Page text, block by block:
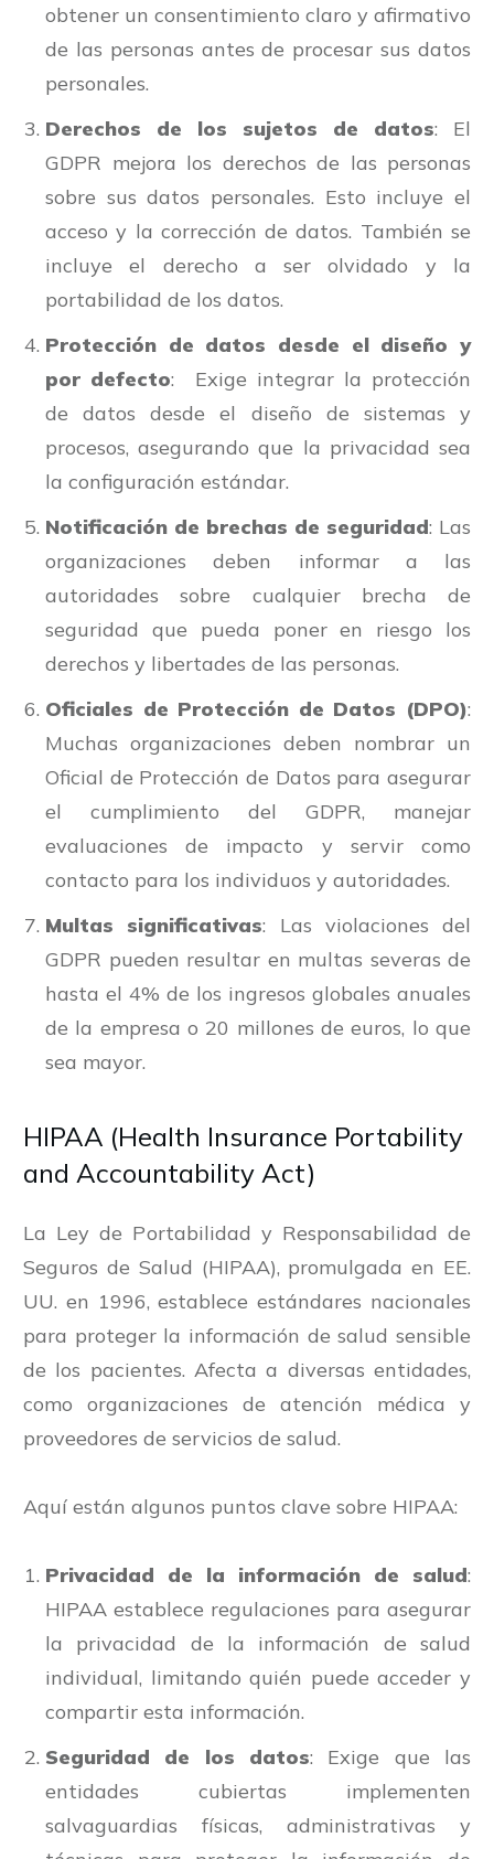
obtener un consentimiento claro y afirmativo
de las personas antes de procesar sus datos
personales.
Derechos de los sujetos de datos: El
GDPR mejora los derechos de las personas
sobre sus datos personales. Esto incluye el
acceso y la corrección de datos. También se
incluye el derecho a ser olvidado y la
portabilidad de los datos.
Protección de datos desde el diseño y
por defecto: Exige integrar la protección
de datos desde el diseño de sistemas y
procesos, asegurando que la privacidad sea
la configuración estándar.
Notificación de brechas de seguridad: Las
organizaciones deben informar a las
autoridades sobre cualquier brecha de
seguridad que pueda poner en riesgo los
derechos y libertades de las personas.
Oficiales de Protección de Datos (DPO):
Muchas organizaciones deben nombrar un
Oficial de Protección de Datos para asegurar
el cumplimiento del GDPR, manejar
evaluaciones de impacto y servir como
contacto para los individuos y autoridades.
Multas significativas: Las violaciones del
GDPR pueden resultar en multas severas de
hasta el 4% de los ingresos globales anuales
de la empresa o 20 millones de euros, lo que
sea mayor.
HIPAA (Health Insurance Portability
and Accountability Act)
La Ley de Portabilidad y Responsabilidad de
Seguros de Salud (HIPAA), promulgada en EE.
UU. en 1996, establece estándares nacionales
para proteger la información de salud sensible
de los pacientes. Afecta a diversas entidades,
como organizaciones de atención médica y
proveedores de servicios de salud.
Aquí están algunos puntos clave sobre HIPAA:
Privacidad de la información de salud:
HIPAA establece regulaciones para asegurar
la privacidad de la información de salud
individual, limitando quién puede acceder y
compartir esta información.
Seguridad de los datos: Exige que las
entidades cubiertas implementen
salvaguardias físicas, administrativas y